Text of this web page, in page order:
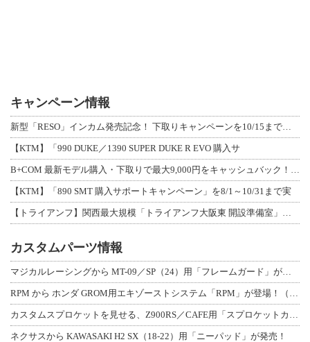
キャンペーン情報
【KTM】「990 DUKE／1390 SUPER DUKE R EVO 購入サ
【KTM】「890 SMT 購入サポートキャンペーン」を8/1～10/31まで実
カスタムパーツ情報
ネクサスから KAWASAKI H2 SX（18-22）用「ニーパッド」が発売！